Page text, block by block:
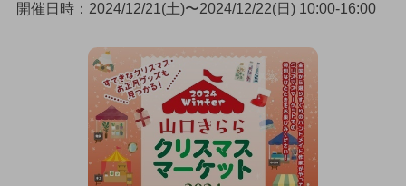
開催日時：2024/12/21(土)〜2024/12/22(日) 10:00-16:00